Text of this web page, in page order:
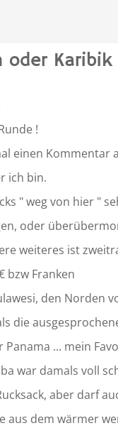
oder Karibik
!
einen Kommentar
ich bin.
" weg von hier "
oder
weiteres ist
bzw Franken
den Norden
die
Panama ... mein
war damals voll
aber darf
aus dem wärmer